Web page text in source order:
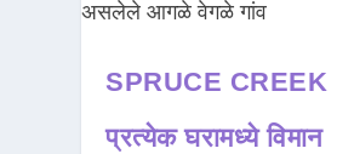
SPRUCE CREEK
प्रत्येक घरामध्ये विमान